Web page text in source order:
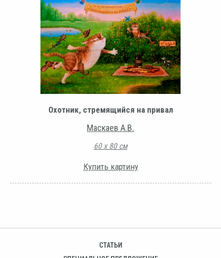
Охотник, стремящийся на привал
Маскаев А.В.
60 х 80 см
Купить картину
СТАТЬИ